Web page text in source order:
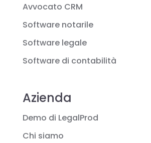
Avvocato CRM
Software notarile
Software legale
Software di contabilità
Azienda
Demo di LegalProd
Chi siamo